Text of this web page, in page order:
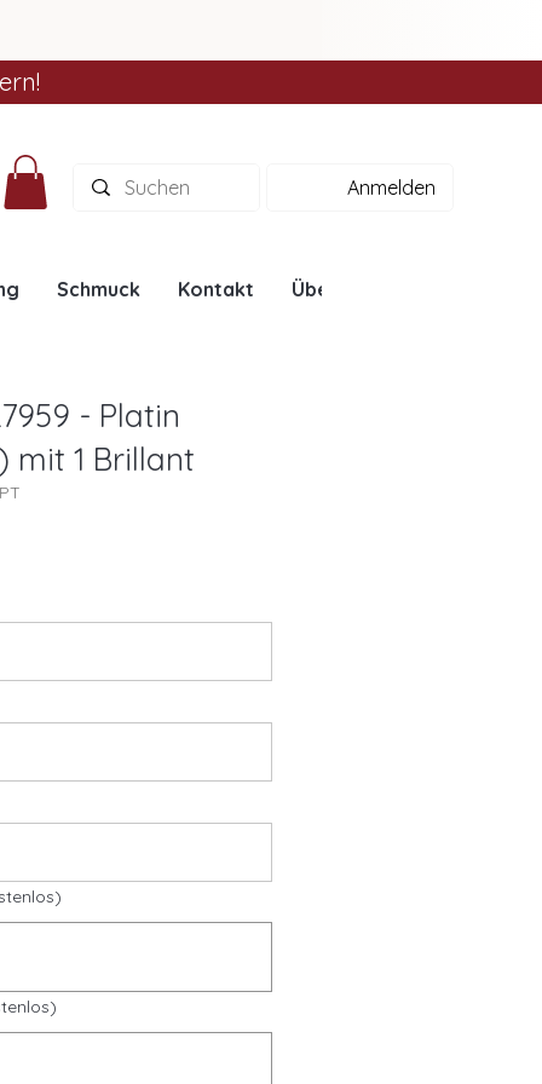
Anmelden
Schmuck Kontakt Über uns
- Platin
mit 1 Brillant